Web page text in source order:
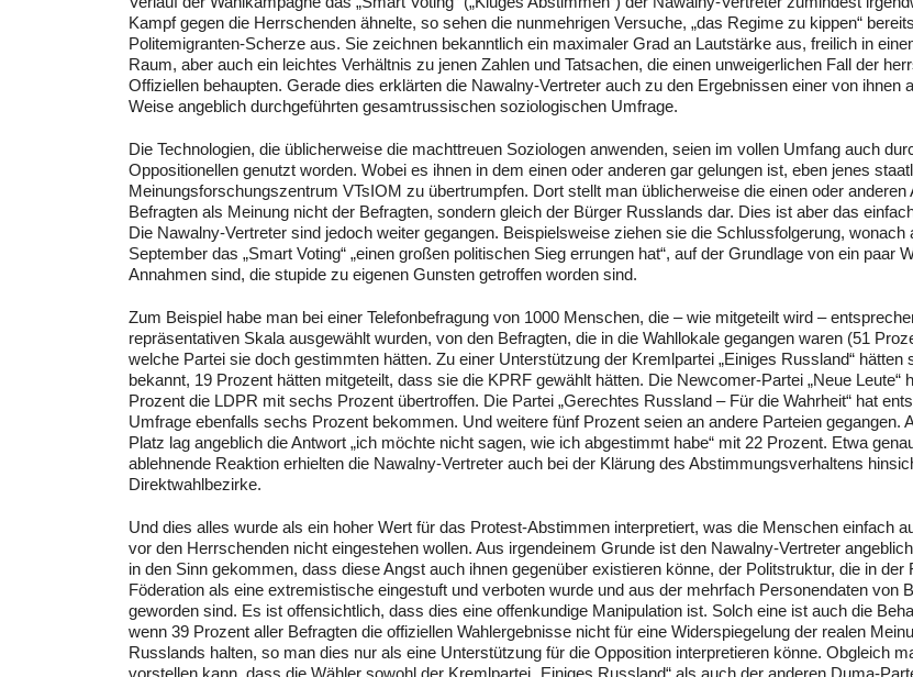
Kampf gegen die Herrschenden ähnelte, so sehen die nunmehrigen Versuche, „das Regime zu kippen“
Politemigranten-Scherze aus. Sie zeichnen bekanntlich ein maximaler Grad an Lautstärke aus, freilich in
Raum, aber auch ein leichtes Verhältnis zu jenen Zahlen und Tatsachen, die einen unweigerlichen Fall der
Offiziellen behaupten. Gerade dies erklärten die Nawalny-Vertreter auch zu den Ergebnissen einer von ihnen
Weise angeblich durchgeführten gesamtrussischen soziologischen Umfrage.
Die Technologien, die üblicherweise die machttreuen Soziologen anwenden, seien im vollen Umfang auch
Oppositionellen genutzt worden. Wobei es ihnen in dem einen oder anderen gar gelungen ist, eben jenes
Meinungsforschungszentrum VTsIOM zu übertrumpfen. Dort stellt man üblicherweise die einen oder anderen
Befragten als Meinung nicht der Befragten, sondern gleich der Bürger Russlands dar. Dies ist aber das
Die Nawalny-Vertreter sind jedoch weiter gegangen. Beispielsweise ziehen sie die Schlussfolgerung, wonach
September das „Smart Voting“ „einen großen politischen Sieg errungen hat“, auf der Grundlage von ein paar
Annahmen sind, die stupide zu eigenen Gunsten getroffen worden sind.
Zum Beispiel habe man bei einer Telefonbefragung von 1000 Menschen, die – wie mitgeteilt wird –
repräsentativen Skala ausgewählt wurden, von den Befragten, die in die Wahllokale gegangen waren (51
welche Partei sie doch gestimmten hätten. Zu einer Unterstützung der Kremlpartei „Einiges Russland“ hätten
bekannt, 19 Prozent hätten mitgeteilt, dass sie die KPRF gewählt hätten. Die Newcomer-Partei „Neue Leute“
Prozent die LDPR mit sechs Prozent übertroffen. Die Partei „Gerechtes Russland – Für die Wahrheit“ hat
Umfrage ebenfalls sechs Prozent bekommen. Und weitere fünf Prozent seien an andere Parteien gegangen.
Platz lag angeblich die Antwort „ich möchte nicht sagen, wie ich abgestimmt habe“ mit 22 Prozent. Etwa
ablehnende Reaktion erhielten die Nawalny-Vertreter auch bei der Klärung des Abstimmungsverhaltens
Direktwahlbezirke.
Und dies alles wurde als ein hoher Wert für das Protest-Abstimmen interpretiert, was die Menschen einfach
vor den Herrschenden nicht eingestehen wollen. Aus irgendeinem Grunde ist den Nawalny-Vertreter
in den Sinn gekommen, dass diese Angst auch ihnen gegenüber existieren könne, der Politstruktur, die in der
Föderation als eine extremistische eingestuft und verboten wurde und aus der mehrfach Personendaten von
geworden sind. Es ist offensichtlich, dass dies eine offenkundige Manipulation ist. Solch eine ist auch die
wenn 39 Prozent aller Befragten die offiziellen Wahlergebnisse nicht für eine Widerspiegelung der realen
Russlands halten, so man dies nur als eine Unterstützung für die Opposition interpretieren könne. Obgleich